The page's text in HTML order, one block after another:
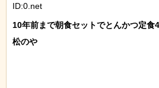
ID:0.net
10年前まで朝食セットでとんかつ定
松のや